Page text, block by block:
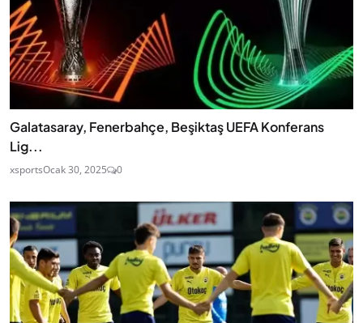
Galatasaray, Fenerbahçe, Beşiktaş UEFA Konferans
Lig...
xsportsOcak 30, 2025 0